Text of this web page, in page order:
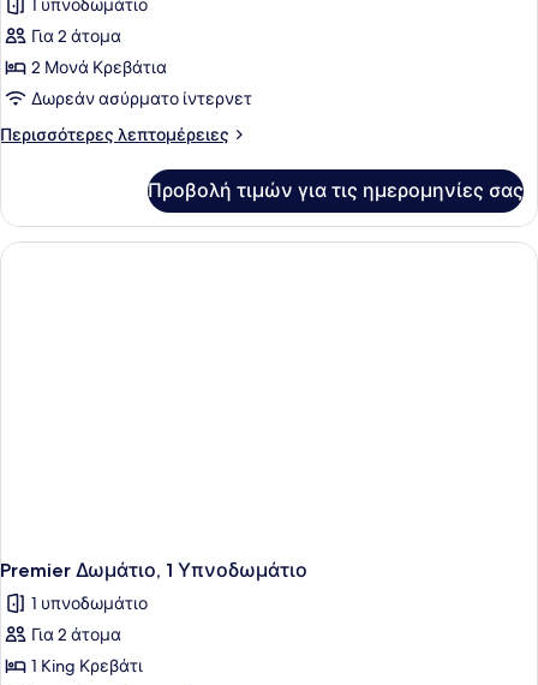
των
φωτογραφιών
για
Στούντιο,
2
Μονά
1 υπνοδωμάτιο
Για 2 άτομα
2 Μονά Κρεβάτια
Δωρεάν ασύρματο ίντερνετ
Περισσότερες λεπτομέρειες
Περισσότερες
2
Μονά
Κρεβάτια
Προβολή τιμών για τις ημερομηνίες σας
Premier Δωμάτιο, 1 Υπνοδωμάτιο
1 υπνοδωμάτιο
Για 2 άτομα
1 King Κρεβάτι